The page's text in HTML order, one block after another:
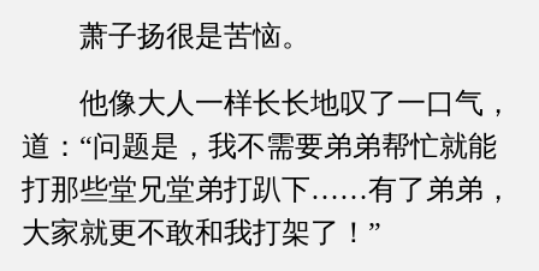
萧子扬很是苦恼。
他像大人一样长长地叹了一口气，
道：“问题是，我不需要弟弟帮忙就能
打那些堂兄堂弟打趴下……有了弟弟，
大家就更不敢和我打架了！”